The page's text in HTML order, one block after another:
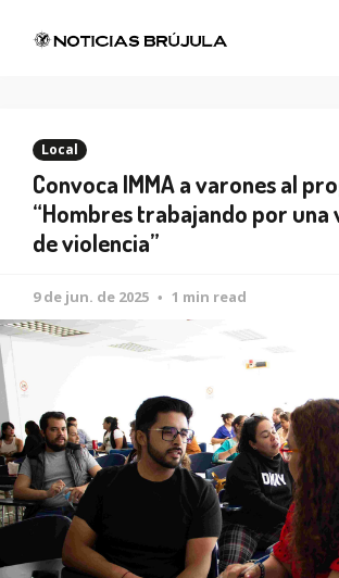
Local
Convoca IMMA a varones al
“Hombres trabajando por una
de violencia”
9 de jun. de 2025 1 min read